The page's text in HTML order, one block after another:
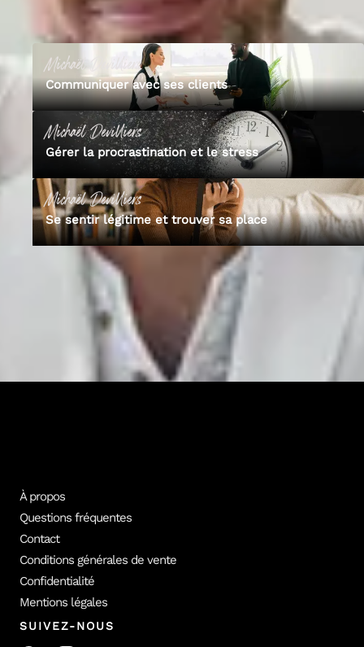
cours publiés
Michaël Devilliers
Communiquer avec ses clients
MichaëlDevilliers
Gérer la procrastination et le stress
MichaëlDevilliers
Se sentir légitime et trouver sa place
Plus de 100 photographes professionnels conçoivent les formations
vidéo Empara. Découvre les formateurs et le catalogue complet.
Voir les cours
À propos
Questions fréquentes
Contact
Conditions générales de vente
Confidentialité
Mentions légales
SUIVEZ-NOUS